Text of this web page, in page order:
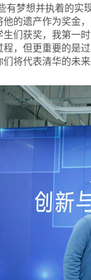
有梦想并执着的
的遗产作为奖金
们获奖，我第一
，但更重要的是
将代表清华的未